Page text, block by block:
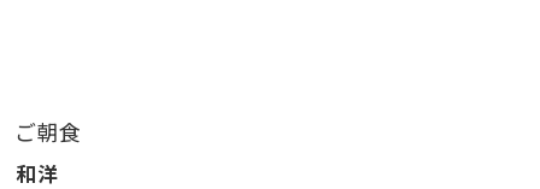
は、幼児（食事・布団あり）でご予約ください。
ご朝食
和洋